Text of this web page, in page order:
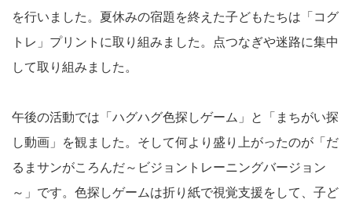
を行いました。夏休みの宿題を終えた子どもたちは「コグ
トレ」プリントに取り組みました。点つなぎや迷路に集中
して取り組みました。
午後の活動では「ハグハグ色探しゲーム」と「まちがい探
し動画」を観ました。そして何より盛り上がったのが「だ
るまサンがころんだ～ビジョントレーニングバージョン
～」です。色探しゲームは折り紙で視覚支援をして、子ど